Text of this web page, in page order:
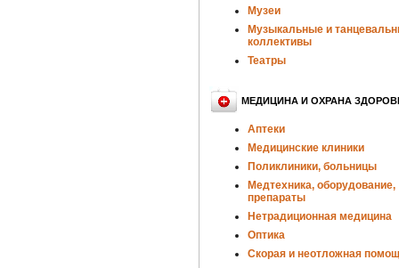
Музеи
Музыкальные и
коллективы
Театры
МЕДИЦИНА И ОХРАНА
Аптеки
Медицинские клиники
Поликлиники, больницы
Медтехника, оборудование,
препараты
Нетрадиционная медицина
Оптика
Скорая и неотложная